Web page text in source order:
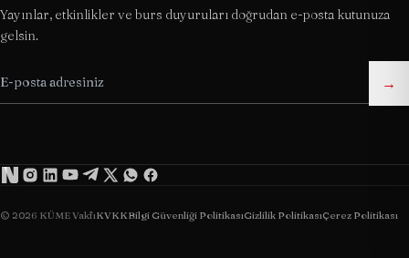
Yayınlar, etkinlikler ve burs duyuruları doğrudan e-posta kutunuza
gelsin.
→
© 2026 KÜME VakfıKVKKBilgi Güvenliği PolitikasıGizlilik PolitikasıÇerez Politikası